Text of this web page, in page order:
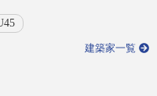
建築家一覧